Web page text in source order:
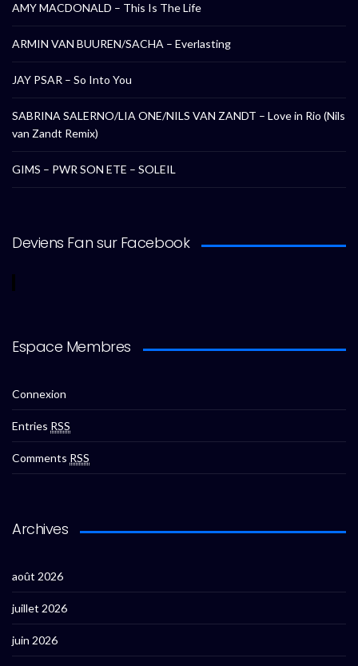
AMY MACDONALD – This Is The Life
ARMIN VAN BUUREN/SACHA – Everlasting
JAY PSAR – So Into You
SABRINA SALERNO/LIA ONE/NILS VAN ZANDT – Love in Rio (Nils
van Zandt Remix)
GIMS – PWR SON ETE – SOLEIL
Deviens Fan sur Facebook
Espace Membres
Connexion
Entries RSS
Comments RSS
Archives
août 2026
juillet 2026
juin 2026